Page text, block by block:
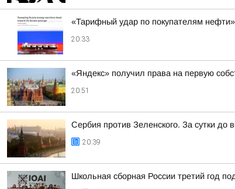
«Тарифный удар по покупателям
20:33
«Яндекс» получил права на первую
20:51
Сербия против Зеленского. За сутки
20:39
Школьная сборная России третий год